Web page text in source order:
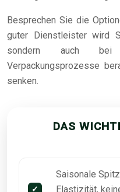
Besprechen Sie die
guter Dienstleister wird
sondern auch
Verpackungsprozesse
senken.
DAS
Saisonale
Elastizität,